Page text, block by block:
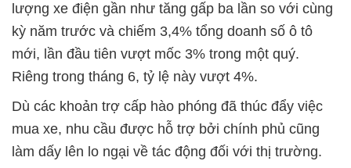
lượng xe điện gần như tăng gấp ba lần so với cùng
kỳ năm trước và chiếm 3,4% tổng doanh số ô tô
mới, lần đầu tiên vượt mốc 3% trong một quý.
Riêng trong tháng 6, tỷ lệ này vượt 4%.
Dù các khoản trợ cấp hào phóng đã thúc đẩy việc
mua xe, nhu cầu được hỗ trợ bởi chính phủ cũng
làm dấy lên lo ngại về tác động đối với thị trường.